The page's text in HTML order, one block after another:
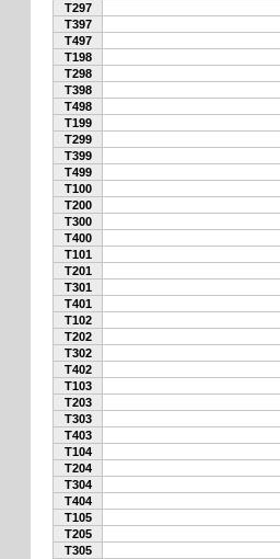
T297
T397
T497
T198
T298
T398
T498
T199
T299
T399
T499
T100
T200
T300
T400
T101
T201
T301
T401
T102
T202
T302
T402
T103
T203
T303
T403
T104
T204
T304
T404
T105
T205
T305